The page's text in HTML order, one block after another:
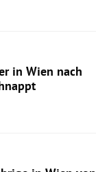
in Wien nach